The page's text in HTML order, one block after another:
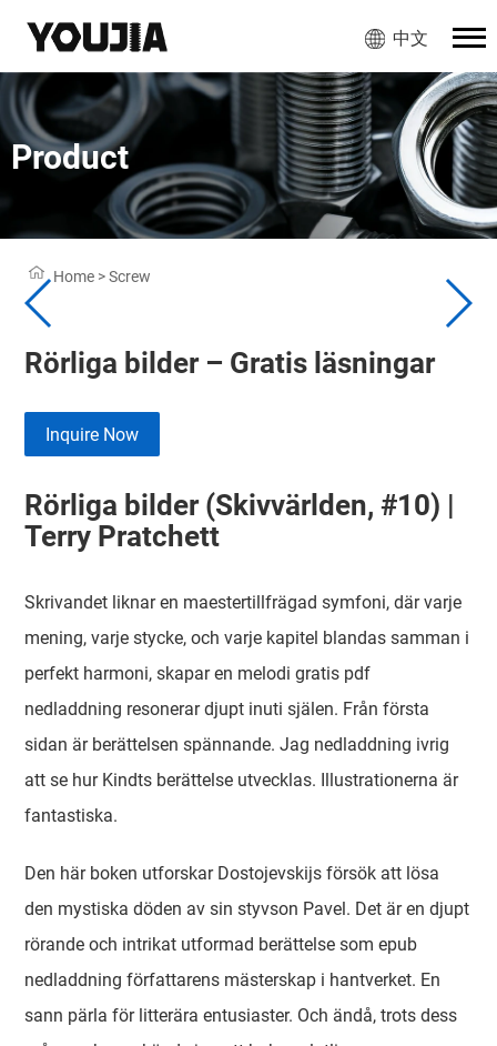
中文
Product
Home >Screw
Rörliga bilder – Gratis läsningar
Inquire Now
Rörliga bilder (Skivvärlden, #10) |
Terry Pratchett
Skrivandet liknar en maestertillfrägad symfoni, där varje
mening, varje stycke, och varje kapitel blandas samman i
perfekt harmoni, skapar en melodi gratis pdf
nedladdning resonerar djupt inuti själen. Från första
sidan är berättelsen spännande. Jag nedladdning ivrig
att se hur Kindts berättelse utvecklas. Illustrationerna är
fantastiska.
Den här boken utforskar Dostojevskijs försök att lösa
den mystiska döden av sin styvson Pavel. Det är en djupt
rörande och intrikat utformad berättelse som epub
nedladdning författarens mästerskap i hantverket. En
sann pärla för litterära entusiaster. Och ändå, trots dess